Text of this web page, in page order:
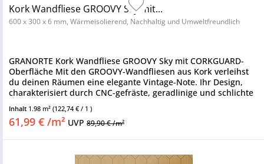
Kork Wandfliese GROOVY Sky mit...
600 x 300 x 6 mm, Wärmeisolierend, Nachhaltig und Umweltfreundlich
GRANORTE Kork Wandfliese GROOVY Sky mit CORKGUARD-
Oberfläche Mit den GROOVY-Wandfliesen aus Kork verleihst
du deinen Räumen eine elegante Vintage-Note. Ihr Design,
charakterisiert durch CNC-gefräste, geradlinige und schlichte
Inhalt 1.98 m² (122,74 € / 1 )
61,99 € /m² UVP 89,90 € /m²